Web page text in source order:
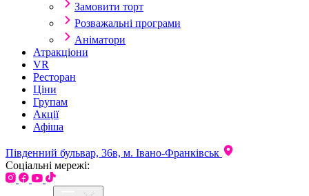
Замовити торт
Розважальні програми
Аніматори
Атракціони
VR
Ресторан
Ціни
Групам
Акції
Афіша
Південний бульвар, 36в, м. Івано-Франківськ
Соціальні мережі: